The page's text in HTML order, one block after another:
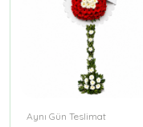
Aynı Gün Teslimat